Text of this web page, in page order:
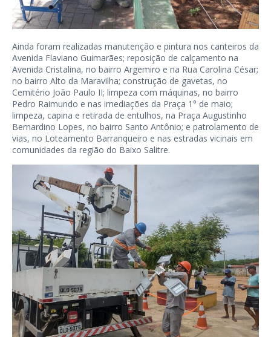
Ainda foram realizadas manutenção e pintura nos canteiros da
Avenida Flaviano Guimarães; reposição de calçamento na
Avenida Cristalina, no bairro Argemiro e na Rua Carolina César;
no bairro Alto da Maravilha; construção de gavetas, no
Cemitério João Paulo II; limpeza com máquinas, no bairro
Pedro Raimundo e nas imediações da Praça 1° de maio;
limpeza, capina e retirada de entulhos, na Praça Augustinho
Bernardino Lopes, no bairro Santo Antônio; e patrolamento de
vias, no Loteamento Barranqueiro e nas estradas vicinais em
comunidades da região do Baixo Salitre.